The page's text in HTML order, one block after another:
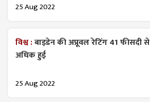
25 Aug 2022
विश्व :बाइडेन की अप्रूवल रेटिंग 41 फीसदी से
अधिक हुई
25 Aug 2022